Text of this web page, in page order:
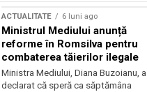
ACTUALITATE 6 luni ago
Ministrul Mediului anunță
reforme în Romsilva pentru
combaterea tăierilor ilegale
Ministra Mediului, Diana Buzoianu, a
declarat că speră ca săptămâna